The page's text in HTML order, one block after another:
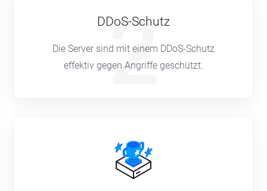
2
DDoS-Schutz
Die Server sind mit einem DDoS-Schutz
effektiv gegen Angriffe geschützt.